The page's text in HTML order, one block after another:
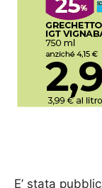
E’ stata